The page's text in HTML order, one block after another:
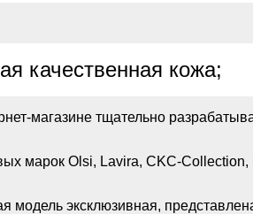
качественная кожа;
магазине тщательно
марок Olsi, Lavira, CKC-
модель эксклюзивная,